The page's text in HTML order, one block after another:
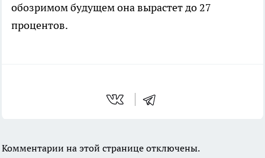
обозримом будущем она вырастет до 27
процентов.
Комментарии на этой странице отключены.